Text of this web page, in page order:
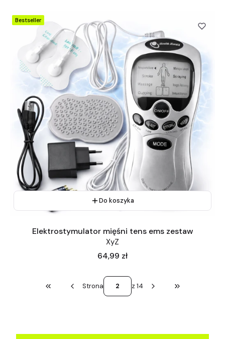
Bestseller
Do koszyka
Elektrostymulator mięśni tens ems zestaw
XyZ
Cena
64,99 zł
Wróć do pierwszej strony z produktami
Strona z 14 Przejdź do